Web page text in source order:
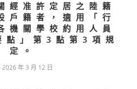
經准許定居之陸籍
戶籍者，適用「行
機關學校約用人員
點」第3點第3項規
定。
2026 年 3 月 12 日